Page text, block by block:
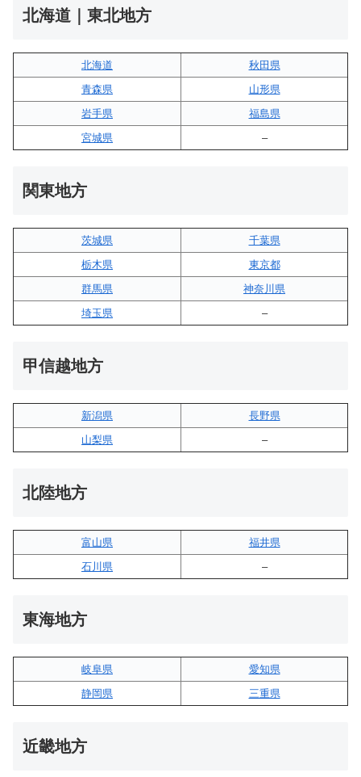
北海道｜東北地方
北海道
秋田県
青森県
山形県
岩手県
福島県
宮城県
–
関東地方
茨城県
千葉県
栃木県
東京都
群馬県
神奈川県
埼玉県
–
甲信越地方
新潟県
長野県
山梨県
–
北陸地方
富山県
福井県
石川県
–
東海地方
岐阜県
愛知県
静岡県
三重県
近畿地方